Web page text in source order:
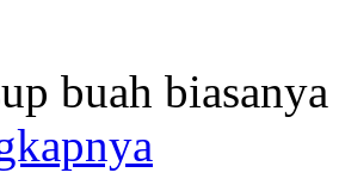
buah